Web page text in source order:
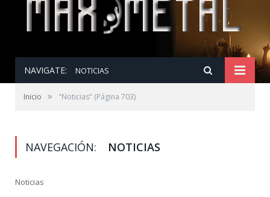
NAVIGATE: NOTICIAS
Inicio » "Noticias" (Página 703)
NAVEGACIÓN: NOTICIAS
Noticias